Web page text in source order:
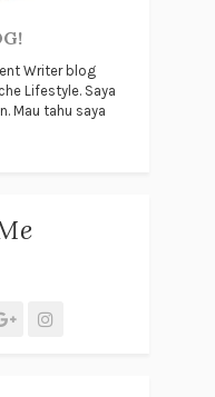
Writer blog
Lifestyle. Saya
Mau tahu saya